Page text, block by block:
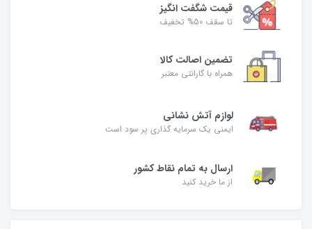
قیمت شگفت‌ انگیز
تا سقف 50% تخفیف
تضمین اصالت کالا
همراه با گارانتی معتبر
لوازم آتش نشانی
ایمنی یک سرمایه گذاری پر سود است
ارسال به تمام نقاط کشور
از ما خرید کنید